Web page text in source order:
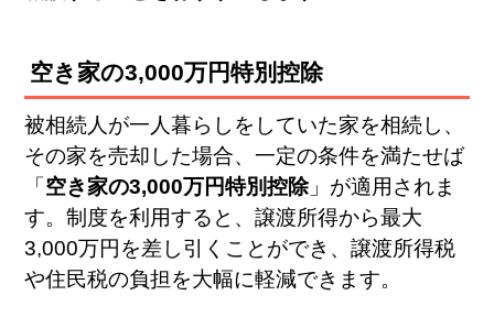
空き家の3,000万円特別控除
被相続人が一人暮らしをしていた家を相続し、
その家を売却した場合、一定の条件を満たせば
「 空き家の3,000万円特別控除」が適用されま
す。制度を利用すると、譲渡所得から最大
3,000万円を差し引くことができ、譲渡所得税
や住民税の負担を大幅に軽減できます。